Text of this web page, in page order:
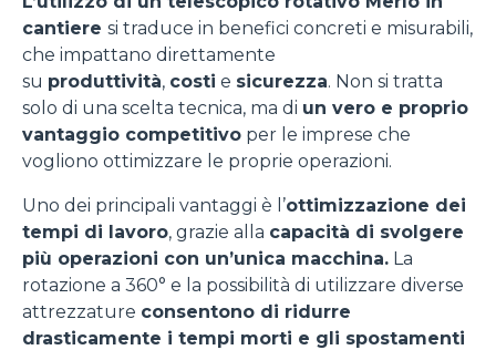
cantiere si traduce in benefici concreti e misurabili,
che impattano direttamente
su produttività, costi e sicurezza. Non si tratta
solo di una scelta tecnica, ma di un vero e proprio
vantaggio competitivo per le imprese che
vogliono ottimizzare le proprie operazioni.
Uno dei principali vantaggi è l’ottimizzazione dei
tempi di lavoro, grazie alla capacità di svolgere
più operazioni con un’unica macchina. La
rotazione a 360° e la possibilità di utilizzare diverse
attrezzature consentono di ridurre
drasticamente i tempi morti e gli spostamenti